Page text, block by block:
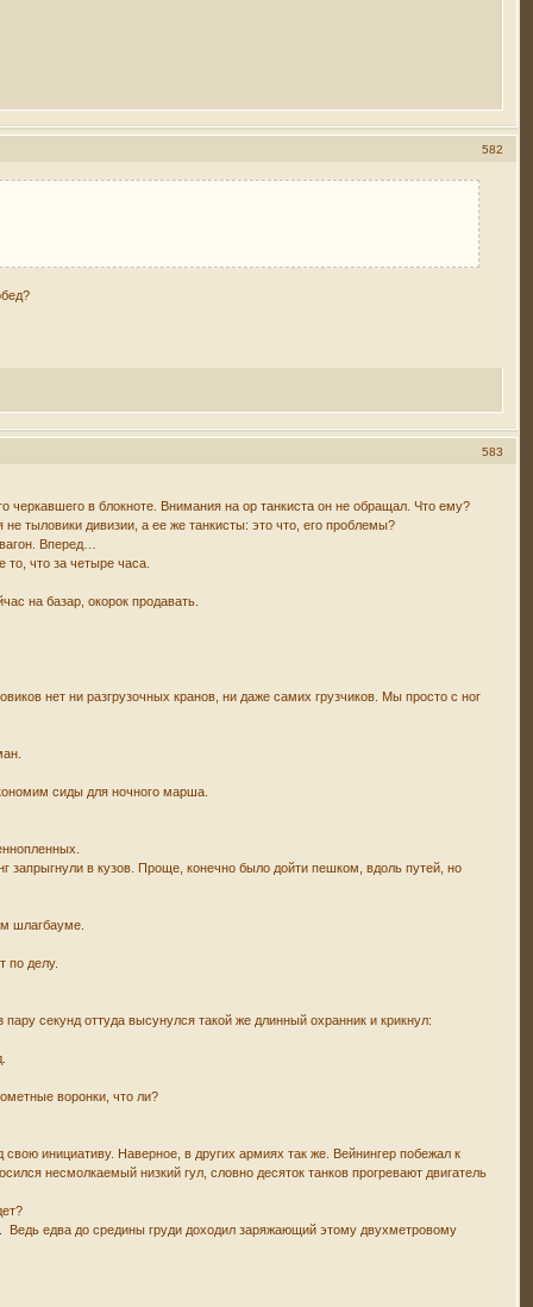
582
583
в блокноте. Внимания на ор танкиста он не обращал. Что ему?
не тыловики дивизии, а ее же танкисты: это что, его проблемы?
Вперед…
что за четыре часа.
на базар, окорок продавать.
нет ни разгрузочных кранов, ни даже самих грузчиков. Мы просто с ног
сиды для ночного марша.
в кузов. Проще, конечно было дойти пешком, вдоль путей, но
шлагбауме.
по делу.
секунд оттуда высунулся такой же длинный охранник и крикнул:
воронки, что ли?
инициативу. Наверное, в других армиях так же. Вейнингер побежал к
несмолкаемый низкий гул, словно десяток танков прогревают двигатель
Ведь едва до средины груди доходил заряжающий этому двухметровому